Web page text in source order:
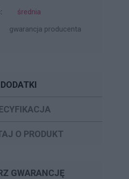
średnia
gwarancja producenta
DODATKI
O PRODUKT
GWARANCJĘ